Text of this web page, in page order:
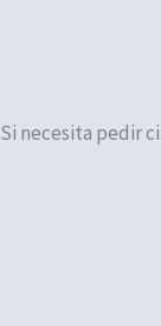
Si necesita pedir